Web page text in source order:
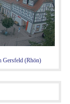
Gersfeld (Rhön)